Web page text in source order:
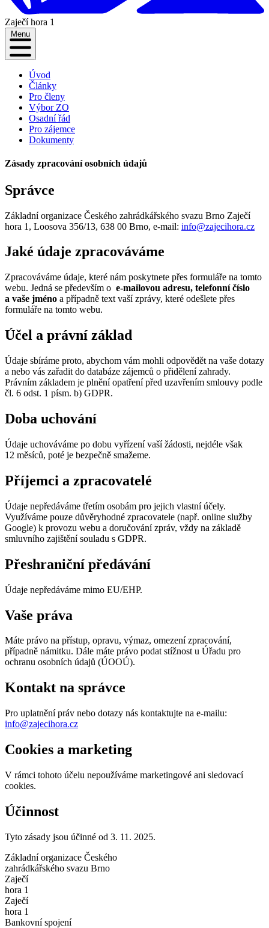
Zaječí hora 1
Menu
Úvod
Články
Pro členy
Výbor ZO
Osadní řád
Pro zájemce
Dokumenty
Zásady zpracování osobních údajů
Správce
Základní organizace Českého zahrádkářského svazu Brno Zaječí
hora 1, Loosova 356/13, 638 00 Brno, e‑mail: info@zajecihora.cz
Jaké údaje zpracováváme
Zpracováváme údaje, které nám poskytnete přes formuláře na tomto
webu. Jedná se především o e‑mailovou adresu, telefonní číslo
a vaše jméno a případně text vaší zprávy, které odešlete přes
formuláře na tomto webu.
Účel a právní základ
Údaje sbíráme proto, abychom vám mohli odpovědět na vaše dotazy
a nebo vás zařadit do databáze zájemců o přidělení zahrady.
Právním základem je plnění opatření před uzavřením smlouvy podle
čl. 6 odst. 1 písm. b) GDPR.
Doba uchování
Údaje uchováváme po dobu vyřízení vaší žádosti, nejdéle však
12 měsíců, poté je bezpečně smažeme.
Příjemci a zpracovatelé
Údaje nepředáváme třetím osobám pro jejich vlastní účely.
Využíváme pouze důvěryhodné zpracovatele (např. online služby
Google) k provozu webu a doručování zpráv, vždy na základě
smluvního zajištění souladu s GDPR.
Přeshraniční předávání
Údaje nepředáváme mimo EU/EHP.
Vaše práva
Máte právo na přístup, opravu, výmaz, omezení zpracování,
případně námitku. Dále máte právo podat stížnost u Úřadu pro
ochranu osobních údajů (ÚOOÚ).
Kontakt na správce
Pro uplatnění práv nebo dotazy nás kontaktujte na e‑mailu:
info@zajecihora.cz
Cookies a marketing
V rámci tohoto účelu nepoužíváme marketingové ani sledovací
cookies.
Účinnost
Tyto zásady jsou účinné od 3. 11. 2025.
Základní organizace Českého
zahrádkářského svazu Brno
Zaječí
hora 1
Zaječí
hora 1
Bankovní spojení